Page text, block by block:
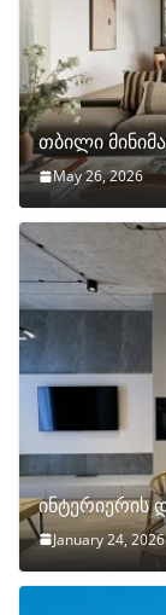
თბილი
May 26, 2026
ინტერიერის
January 24, 2026